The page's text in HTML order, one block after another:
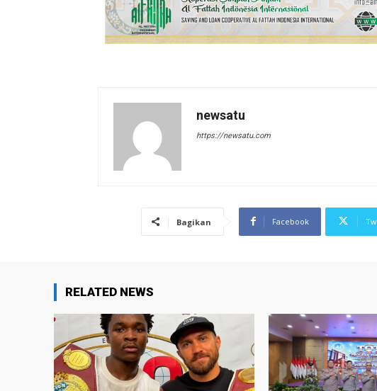
newsatu
https://newsatu.com
Bagikan Facebook
RELATED NEWS